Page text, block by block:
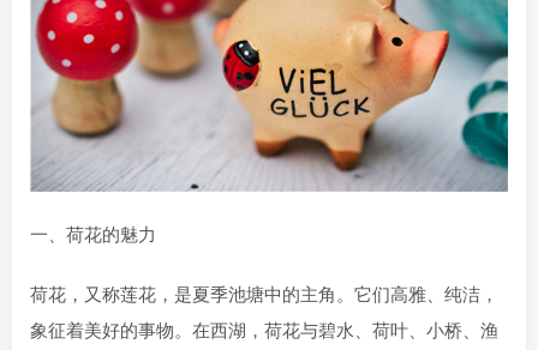
一、荷花的魅力
荷花，又称莲花，是夏季池塘中的主角。它们高雅、纯洁，
象征着美好的事物。在西湖，荷花与碧水、荷叶、小桥、渔